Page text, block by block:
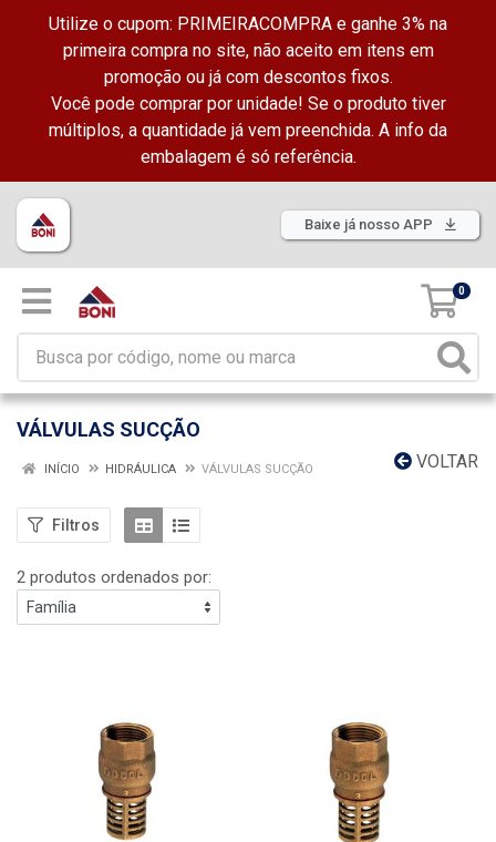
Utilize o cupom: PRIMEIRACOMPRA e ganhe 3% na
primeira compra no site, não aceito em itens em
promoção ou já com descontos fixos.
Você pode comprar por unidade! Se o produto tiver
múltiplos, a quantidade já vem preenchida. A info da
embalagem é só referência.
Baixe já nosso APP
0
VÁLVULAS SUCÇÃO
VOLTAR
INÍCIO HIDRÁULICA VÁLVULAS SUCÇÃO
Filtros
2 produtos ordenados por: